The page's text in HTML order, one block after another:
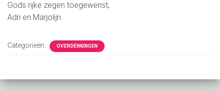
Gods rijke zegen toegewenst,
Adri en Marjolijn
Categorieën: OVERDENKINGEN